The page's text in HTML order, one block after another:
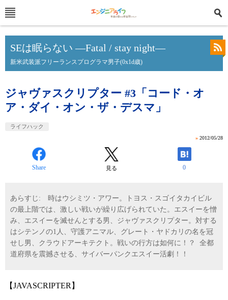
SEは眠らない ―Fatal / stay night―
新米武装派フリーランスプログラマ男子(0x1d歳)
ジャヴァスクリプター #3「コード・オ
ア・ダイ・オン・ザ・デスマ」
ライフハック
» 2012/05/28
Share 見る 0
あらすじ: 時はウシミツ・アワー。トヨス・スゴイタカイビル
の最上階では、激しい戦いが繰り広げられていた。エスイーを憎
み、エスイーを滅せんとする男、ジャヴァスクリプター。対する
はシテンノの1人、守護アニマル、グレート・ヤドカリの名を冠
せし男、クラウドアーキテクト。戦いの行方は如何に！？ 全都
道府県を震撼させる、サイバーパンクエスイー活劇！！
【JAVASCRIPTER】